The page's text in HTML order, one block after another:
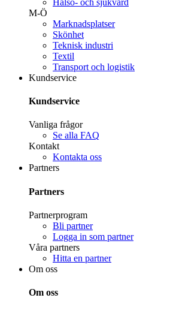
M-Ö
Marknadsplatser
Skönhet
Teknisk industri
Textil
Transport och logistik
Kundservice
Kundservice
Vanliga frågor
Se alla FAQ
Kontakt
Kontakta oss
Partners
Partners
Partnerprogram
Bli partner
Logga in som partner
Våra partners
Hitta en partner
Om oss
Om oss